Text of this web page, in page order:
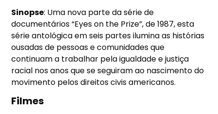
Sinopse: Uma nova parte da série de
documentários “Eyes on the Prize”, de 1987, esta
série antológica em seis partes ilumina as histórias
ousadas de pessoas e comunidades que
continuam a trabalhar pela igualdade e justiça
racial nos anos que se seguiram ao nascimento do
movimento pelos direitos civis americanos.
Filmes